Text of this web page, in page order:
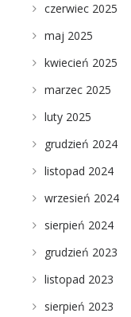
czerwiec 2025
maj 2025
kwiecień 2025
marzec 2025
luty 2025
grudzień 2024
listopad 2024
wrzesień 2024
sierpień 2024
grudzień 2023
listopad 2023
sierpień 2023